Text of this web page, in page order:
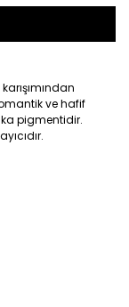
ve hafif
pigmentidir.